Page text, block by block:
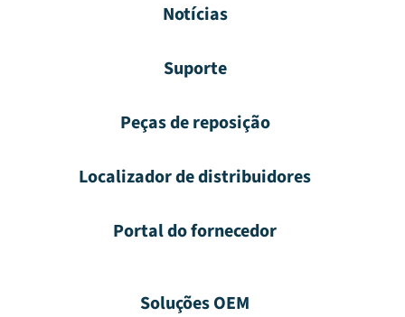
Notícias
Suporte
Peças de reposição
Localizador de distribuidores
Portal do fornecedor
Soluções OEM